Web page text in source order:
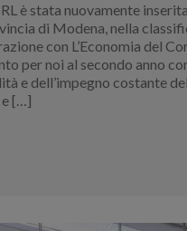
è stata nuovamente
di Modena, nella
con L’Economia del
per noi al secondo anno
e dell’impegno costante
e […]